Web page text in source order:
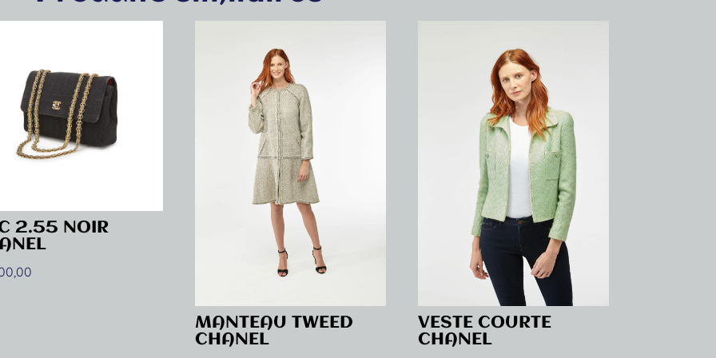
2.55 NOIR
MANTEAU TWEED
CHANEL
VESTE COURTE
CHANEL